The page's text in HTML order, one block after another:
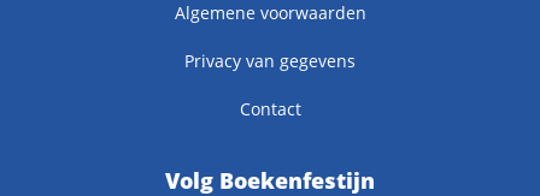
Algemene voorwaarden
Privacy van gegevens
Contact
Volg Boekenfestijn